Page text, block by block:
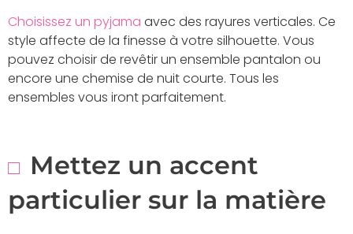
Choisissez un pyjama avec des rayures verticales. Ce
style affecte de la finesse à votre silhouette. Vous
pouvez choisir de revêtir un ensemble pantalon ou
encore une chemise de nuit courte. Tous les
ensembles vous iront parfaitement.
Mettez un accent
particulier sur la matière